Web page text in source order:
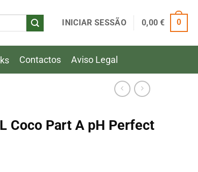
INICIAR SESSÃO 0,00€ 0
Contactos Aviso Legal
Coco Part A pH Perfect